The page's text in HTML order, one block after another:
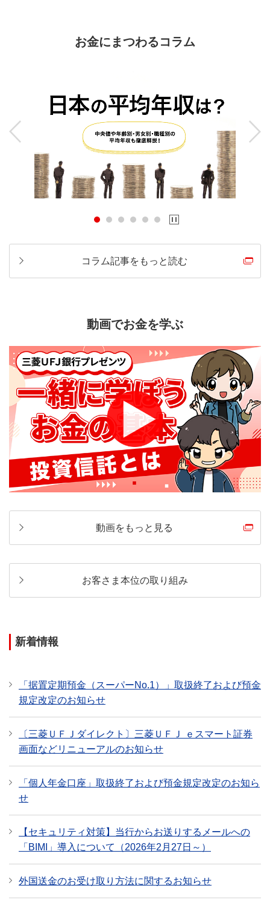
お金にまつわるコラム
コラム記事をもっと読む
動画でお金を学ぶ
動画をもっと見る
お客さま本位の取り組み
新着情報
「据置定期預金（スーパーNo.1）」取扱終了および預金
規定改定のお知らせ
〔三菱ＵＦＪダイレクト〕三菱ＵＦＪ ｅスマート証券
画面などリニューアルのお知らせ
「個人年金口座」取扱終了および預金規定改定のお知ら
せ
【セキュリティ対策】当行からお送りするメールへの
「BIMI」導入について（2026年2月27日～）
外国送金のお受け取り方法に関するお知らせ